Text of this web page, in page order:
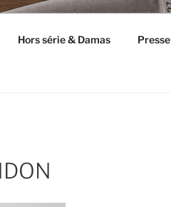
Hors série & Damas Presse